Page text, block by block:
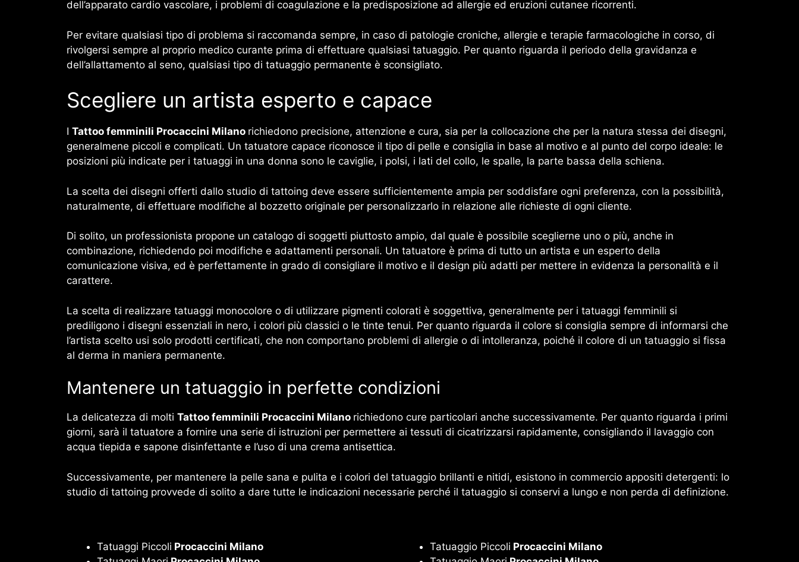
dell’apparato cardio vascolare, i problemi di coagulazione e la predisposizione ad allergie ed eruzioni cutanee ricorrenti.
Per evitare qualsiasi tipo di problema si raccomanda sempre, in caso di patologie croniche, allergie e terapie farmacologiche in corso, di
rivolgersi sempre al proprio medico curante prima di effettuare qualsiasi tatuaggio. Per quanto riguarda il periodo della gravidanza e
dell’allattamento al seno, qualsiasi tipo di tatuaggio permanente è sconsigliato.
Scegliere un artista esperto e capace
I Tattoo femminili Procaccini Milano richiedono precisione, attenzione e cura, sia per la collocazione che per la natura stessa dei disegni,
generalmene piccoli e complicati. Un tatuatore capace riconosce il tipo di pelle e consiglia in base al motivo e al punto del corpo ideale: le
posizioni più indicate per i tatuaggi in una donna sono le caviglie, i polsi, i lati del collo, le spalle, la parte bassa della schiena.
La scelta dei disegni offerti dallo studio di tattoing deve essere sufficientemente ampia per soddisfare ogni preferenza, con la possibilità,
naturalmente, di effettuare modifiche al bozzetto originale per personalizzarlo in relazione alle richieste di ogni cliente.
Di solito, un professionista propone un catalogo di soggetti piuttosto ampio, dal quale è possibile sceglierne uno o più, anche in
combinazione, richiedendo poi modifiche e adattamenti personali. Un tatuatore è prima di tutto un artista e un esperto della
comunicazione visiva, ed è perfettamente in grado di consigliare il motivo e il design più adatti per mettere in evidenza la personalità e il
carattere.
La scelta di realizzare tatuaggi monocolore o di utilizzare pigmenti colorati è soggettiva, generalmente per i tatuaggi femminili si
prediligono i disegni essenziali in nero, i colori più classici o le tinte tenui. Per quanto riguarda il colore si consiglia sempre di informarsi che
l’artista scelto usi solo prodotti certificati, che non comportano problemi di allergie o di intolleranza, poiché il colore di un tatuaggio si fissa
al derma in maniera permanente.
Mantenere un tatuaggio in perfette condizioni
La delicatezza di molti Tattoo femminili Procaccini Milano richiedono cure particolari anche successivamente. Per quanto riguarda i primi
giorni, sarà il tatuatore a fornire una serie di istruzioni per permettere ai tessuti di cicatrizzarsi rapidamente, consigliando il lavaggio con
acqua tiepida e sapone disinfettante e l’uso di una crema antisettica.
Successivamente, per mantenere la pelle sana e pulita e i colori del tatuaggio brillanti e nitidi, esistono in commercio appositi detergenti: lo
studio di tattoing provvede di solito a dare tutte le indicazioni necessarie perché il tatuaggio si conservi a lungo e non perda di definizione.
Tatuaggi Piccoli Procaccini Milano
Tatuaggio Piccoli Procaccini Milano